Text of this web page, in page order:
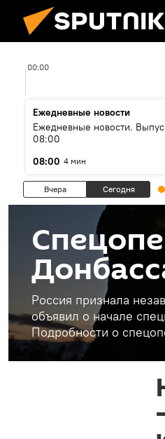
00:00
Ежедневные новости
Ежедневные новости.
08:00
08:00 4 мин
Вчера Сегодня
Россия признала
объявил о начале
Подробности о